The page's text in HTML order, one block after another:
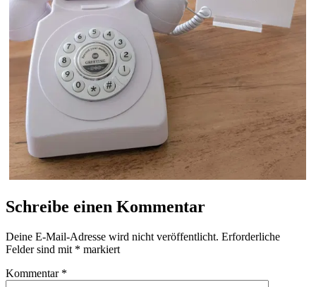
Schreibe einen Kommentar
Deine E-Mail-Adresse wird nicht veröffentlicht. Erforderliche
Felder sind mit * markiert
Kommentar *